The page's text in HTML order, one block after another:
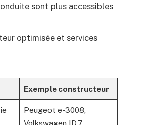
sont plus accessibles
optimisée et services
Exemple constructeur
Peugeot e-3008,
Volkswagen ID.7